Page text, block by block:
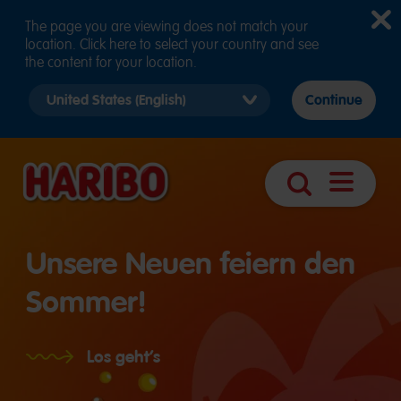
Suche
Unsere Neuen feiern den
Sommer!
Los geht’s
The page you are viewing does not match your
location. Click here to select your country and see
the content for your location.
country
Continue